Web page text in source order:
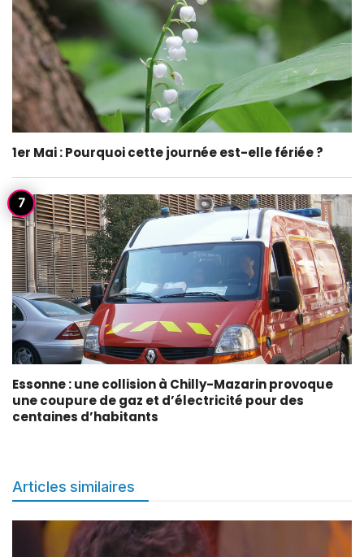
1er Mai : Pourquoi cette journée est-elle fériée ?
Essonne : une collision à Chilly-Mazarin provoque
une coupure de gaz et d’électricité pour des
centaines d’habitants
Articles similaires